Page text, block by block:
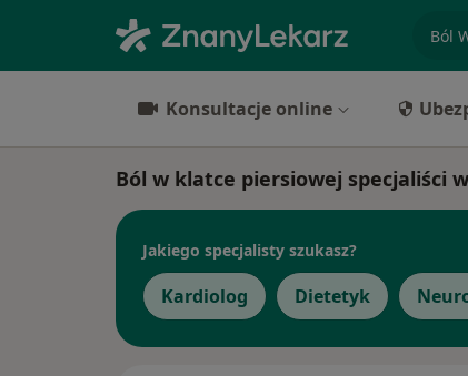
Konsultacje online
Ból w klatce piersiowej specjaliści
Jakiego specjalisty szukasz?
Kardiolog Dietetyk